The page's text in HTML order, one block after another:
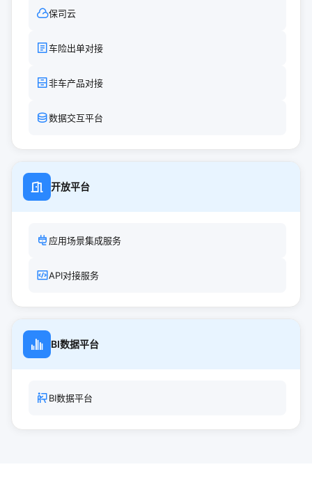
保司云
车险出单对接
非车产品对接
数据交互平台
开放平台
应用场景集成服务
API对接服务
BI数据平台
BI数据平台